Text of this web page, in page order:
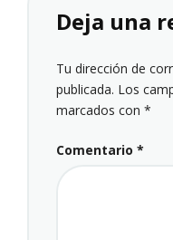
Deja una
Tu dirección de
publicada. Los
marcados con *
Comentario *